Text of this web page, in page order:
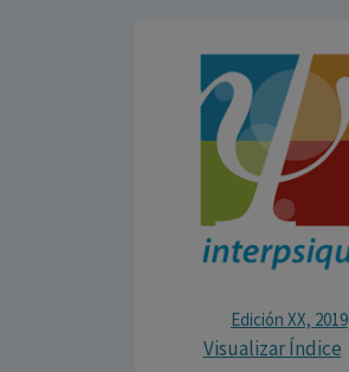
Edición XX, 2019
Visualizar Índice